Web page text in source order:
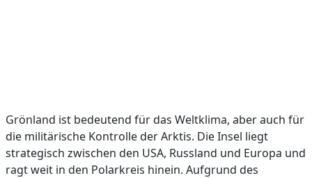
Grönland ist bedeutend für das Weltklima, aber auch für
die militärische Kontrolle der Arktis. Die Insel liegt
strategisch zwischen den USA, Russland und Europa und
ragt weit in den Polarkreis hinein. Aufgrund des